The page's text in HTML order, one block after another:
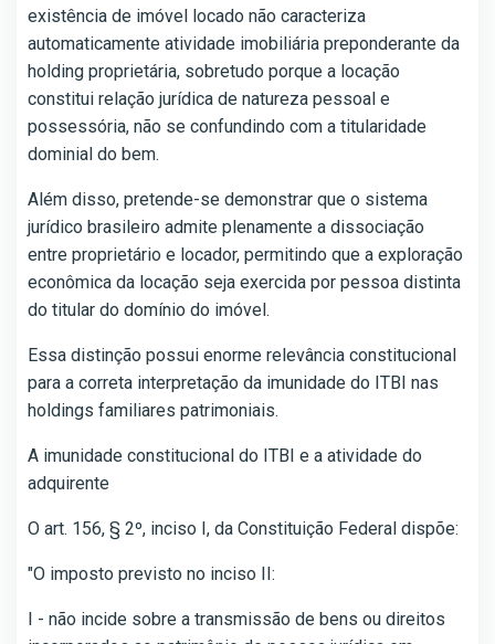
existência de imóvel locado não caracteriza
automaticamente atividade imobiliária preponderante da
holding proprietária, sobretudo porque a locação
constitui relação jurídica de natureza pessoal e
possessória, não se confundindo com a titularidade
dominial do bem.
Além disso, pretende-se demonstrar que o sistema
jurídico brasileiro admite plenamente a dissociação
entre proprietário e locador, permitindo que a exploração
econômica da locação seja exercida por pessoa distinta
do titular do domínio do imóvel.
Essa distinção possui enorme relevância constitucional
para a correta interpretação da imunidade do ITBI nas
holdings familiares patrimoniais.
A imunidade constitucional do ITBI e a atividade do
adquirente
O art. 156, § 2º, inciso I, da Constituição Federal dispõe:
"O imposto previsto no inciso II:
I - não incide sobre a transmissão de bens ou direitos